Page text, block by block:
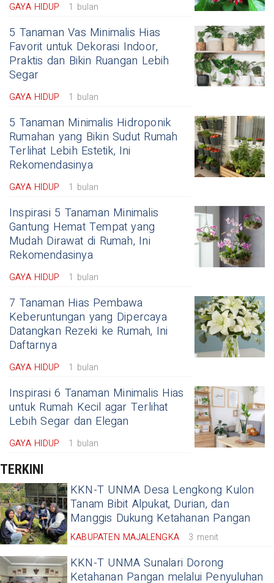
GAYA HIDUP 1 bulan
5 Tanaman Vas Minimalis Hias
Favorit untuk Dekorasi Indoor,
Praktis dan Bikin Ruangan Lebih
Segar
GAYA HIDUP 1 bulan
5 Tanaman Minimalis Hidroponik
Rumahan yang Bikin Sudut Rumah
Terlihat Lebih Estetik, Ini
Rekomendasinya
GAYA HIDUP 1 bulan
Inspirasi 5 Tanaman Minimalis
Gantung Hemat Tempat yang
Mudah Dirawat di Rumah, Ini
Rekomendasinya
GAYA HIDUP 1 bulan
7 Tanaman Hias Pembawa
Keberuntungan yang Dipercaya
Datangkan Rezeki ke Rumah, Ini
Daftarnya
GAYA HIDUP 1 bulan
Inspirasi 6 Tanaman Minimalis Hias
untuk Rumah Kecil agar Terlihat
Lebih Segar dan Elegan
GAYA HIDUP 1 bulan
TERKINI
KKN-T UNMA Desa Lengkong Kulon
Tanam Bibit Alpukat, Durian, dan
Manggis Dukung Ketahanan Pangan
KABUPATEN MAJALENGKA 3 menit
KKN-T UNMA Sunalari Dorong
Ketahanan Pangan melalui Penyuluhan